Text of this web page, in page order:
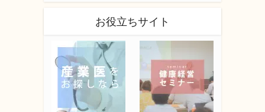
お役立ちサイト